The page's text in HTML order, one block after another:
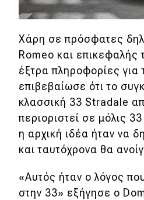
Formula 1
WRC
Motorsport
Eco
Τεχνολογία
Χάρη σε πρόσφατες
Romeo και επικεφαλής
έξτρα πληροφορίες για
επιβεβαίωσε ότι το
κλασσική 33 Stradale
περιοριστεί σε μόλις
η αρχική ιδέα ήταν να
και ταυτόχρονα θα
«Αυτός ήταν ο λόγος
στην 33» εξήγησε ο